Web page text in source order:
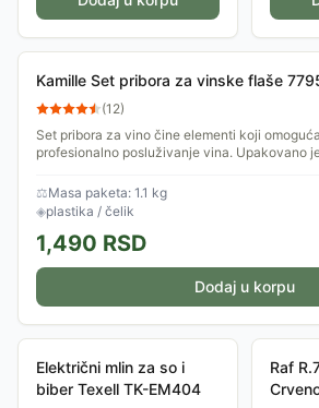
Kamille Set pribora za vinske flaše
(12)
Set pribora za vino čine elementi koji
profesionalno posluživanje vina. Upakovano
⚖Masa paketa: 1.1 kg
◈plastika / čelik
1,490 RSD
Dodaj u korpu
Električni mlin za so i
biber Texell TK-EM404
Raf